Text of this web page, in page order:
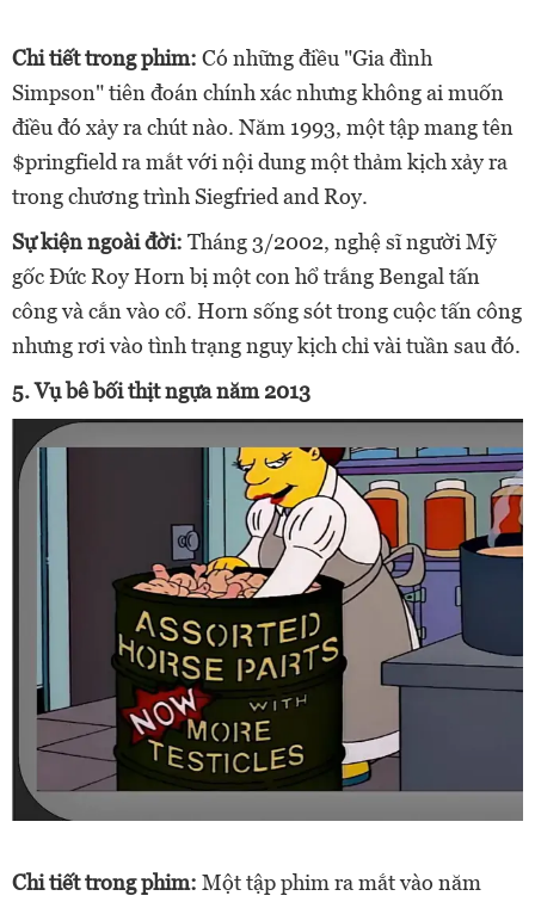
Chi tiết trong phim: Có những điều "Gia đình
Simpson" tiên đoán chính xác nhưng không ai muốn
điều đó xảy ra chút nào. Năm 1993, một tập mang tên
$pringfield ra mắt với nội dung một thảm kịch xảy ra
trong chương trình Siegfried and Roy.
Sự kiện ngoài đời: Tháng 3/2002, nghệ sĩ người Mỹ
gốc Đức Roy Horn bị một con hổ trắng Bengal tấn
công và cắn vào cổ. Horn sống sót trong cuộc tấn công
nhưng rơi vào tình trạng nguy kịch chỉ vài tuần sau đó.
5.Vụ bê bối thịt ngựa năm 2013
Chi tiết trong phim: Một tập phim ra mắt vào năm